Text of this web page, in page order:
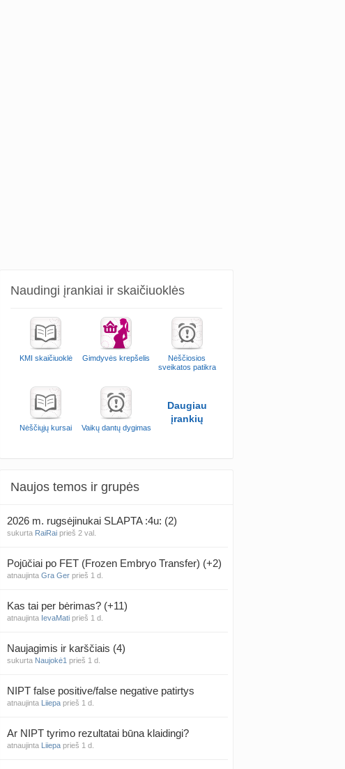
Naudingi įrankiai ir skaičiuoklės
KMI skaičiuoklė Gimdyvės krepšelis
Nėščiosios
sveikatos patikra
Nėščiųjų kursai Vaikų dantų dygimas
Daugiau
įrankių
Naujos temos ir grupės
2026 m. rugsėjinukai SLAPTA :4u: (2)
sukurta RaiRai prieš 2 val.
Pojūčiai po FET (Frozen Embryo Transfer) (+2)
atnaujinta Gra Ger prieš 1 d.
Kas tai per bėrimas? (+11)
atnaujinta IevaMati prieš 1 d.
Naujagimis ir karščiais (4)
sukurta Naujokė1 prieš 1 d.
NIPT false positive/false negative patirtys
atnaujinta Liiepa prieš 1 d.
Ar NIPT tyrimo rezultatai būna klaidingi?
atnaujinta Liiepa prieš 1 d.